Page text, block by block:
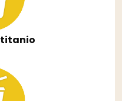
titanio